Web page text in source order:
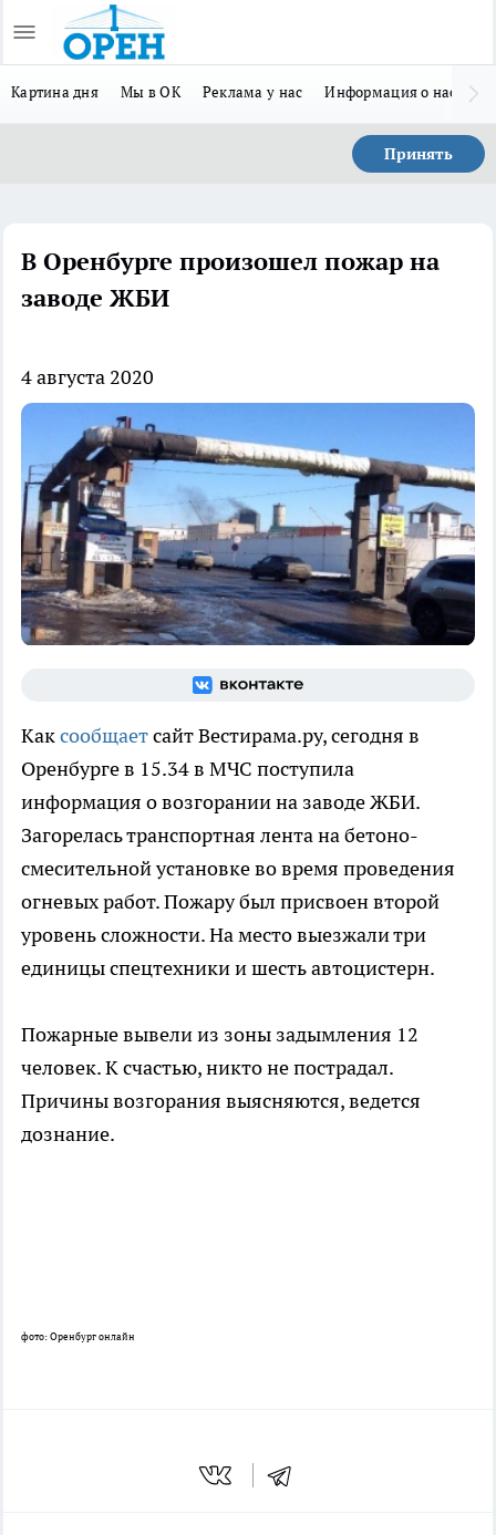
Картина дня Мы в ОК Реклама у нас Информация о нас
Принять
В Оренбурге произошел пожар на
заводе ЖБИ
4 августа 2020
Каксообщаетсайт Вестирама.ру, сегодня в
Оренбурге в 15.34 в МЧС поступила
информация о возгорании на заводе ЖБИ.
Загорелась транспортная лента на бетоно-
смесительной установке во время проведения
огневых работ. Пожару был присвоен второй
уровень сложности. На место выезжали три
единицы спецтехники и шесть автоцистерн.
Пожарные вывели из зоны задымления 12
человек. К счастью, никто не пострадал.
Причины возгорания выясняются, ведется
дознание.
фото: Оренбург онлайн